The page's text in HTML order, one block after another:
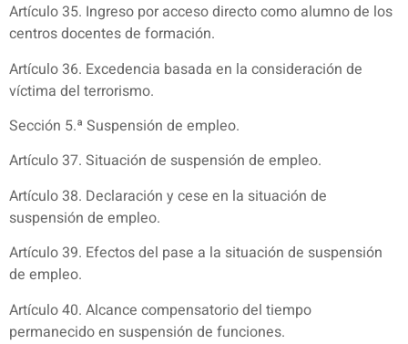
Artículo 35. Ingreso por acceso directo como alumno de los
centros docentes de formación.
Artículo 36. Excedencia basada en la consideración de
víctima del terrorismo.
Sección 5.ª Suspensión de empleo.
Artículo 37. Situación de suspensión de empleo.
Artículo 38. Declaración y cese en la situación de
suspensión de empleo.
Artículo 39. Efectos del pase a la situación de suspensión
de empleo.
Artículo 40. Alcance compensatorio del tiempo
permanecido en suspensión de funciones.